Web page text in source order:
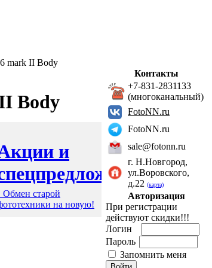
mark II Body
Body
и
Обмен старой
на новую!
Контакты
+7-831-2831133
(многоканальный)
FotoNN.ru
FotoNN.ru
sale@fotonn.ru
г. Н.Новгород,
ул.Воровского,
д.22 (карта)
Авторизация
При регистрации
действуют скидки!!!
Логин
Пароль
Запомнить меня